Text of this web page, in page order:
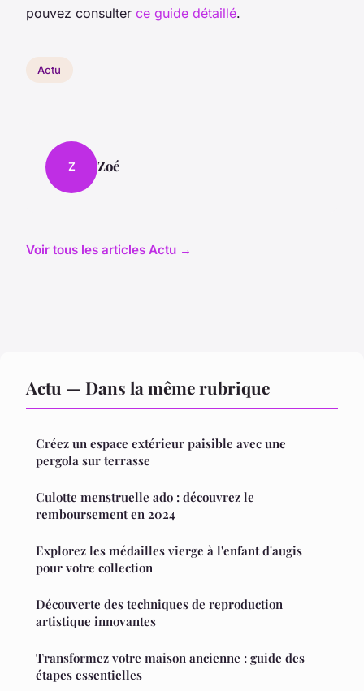
pouvez consulter ce guide détaillé.
Actu
Z Zoé
Voir tous les articles Actu →
Actu — Dans la même rubrique
Créez un espace extérieur paisible avec une
pergola sur terrasse
Culotte menstruelle ado : découvrez le
remboursement en 2024
Explorez les médailles vierge à l'enfant d'augis
pour votre collection
Découverte des techniques de reproduction
artistique innovantes
Transformez votre maison ancienne : guide des
étapes essentielles